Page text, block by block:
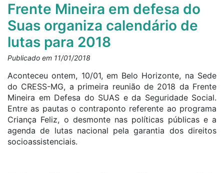
Frente Mineira em defesa do
Suas organiza calendário de
lutas para 2018
Publicado em 11/01/2018
Aconteceu ontem, 10/01, em Belo Horizonte, na Sede
do CRESS-MG, a primeira reunião de 2018 da Frente
Mineira em Defesa do SUAS e da Seguridade Social.
Entre as pautas o contraponto referente ao programa
Criança Feliz, o desmonte nas políticas públicas e a
agenda de lutas nacional pela garantia dos direitos
socioassistenciais.